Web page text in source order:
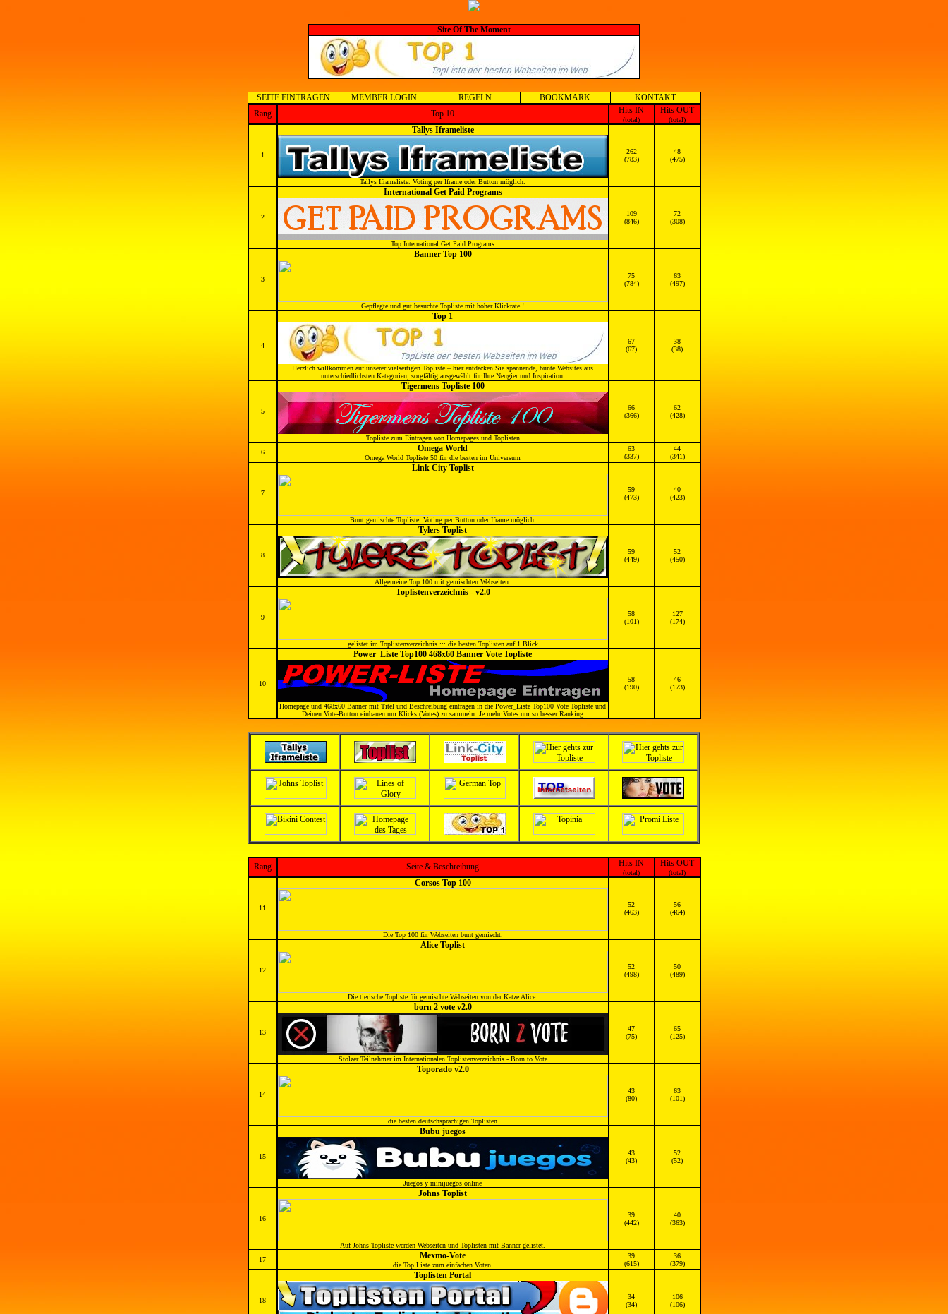
Site Of The Moment
SEITE EINTRAGEN MEMBER LOGIN REGELN BOOKMARK
KONTAKT
Rang
Top 10 Hits IN
(total)
Hits OUT
(total)
1
Tallys Iframeliste
Tallys Iframeliste. Voting per Iframe oder Button möglich.
262
(783)
48
(475)
2
International Get Paid Programs
Top International Get Paid Programs
109
(846)
72
(308)
3
Banner Top 100
Gepflegte und gut besuchte Topliste mit hoher Klickrate !
75
(784)
63
(497)
4
Top 1
Herzlich willkommen auf unserer vielseitigen Topliste – hier entdecken Sie spannende, bunte Websites aus
unterschiedlichsten Kategorien, sorgfältig ausgewählt für Ihre Neugier und Inspiration.
67
(67)
38
(38)
5
Tigermens Topliste 100
Topliste zum Eintragen von Homepages und Toplisten
66
(366)
62
(428)
6 Omega World
Omega World Topliste 50 für die besten im Universum
63
(337)
44
(341)
7
Link City Toplist
Bunt gemischte Topliste. Voting per Button oder Iframe möglich.
59
(473)
40
(423)
8
Tylers Toplist
Allgemeine Top 100 mit gemischten Webseiten.
59
(449)
52
(450)
9
Toplistenverzeichnis - v2.0
gelistet im Toplistenverzeichnis ::: die besten Toplisten auf 1 Blick
58
(101)
127
(174)
10
Power_Liste Top100 468x60 Banner Vote Topliste
Homepage und 468x60 Banner mit Titel und Beschreibung eintragen in die Power_Liste Top100 Vote Topliste und
Deinen Vote-Button einbauen um Klicks (Votes) zu sammeln. Je mehr Votes um so besser Ranking
58
(190)
46
(173)
Rang Seite & Beschreibung Hits IN
(total)
Hits OUT
(total)
11
Corsos Top 100
Die Top 100 für Webseiten bunt gemischt.
52
(463)
56
(464)
12
Alice Toplist
Die tierische Topliste für gemischte Webseiten von der Katze Alice.
52
(498)
50
(489)
13
born 2 vote v2.0
Stolzer Teilnehmer im Internationalen Toplistenverzeichnis - Born to Vote
47
(75)
65
(125)
14
Toporado v2.0
die besten deutschsprachigen Toplisten
43
(80)
63
(101)
15
Bubu juegos
Juegos y minijuegos online
43
(43)
52
(52)
16
Johns Toplist
Auf Johns Topliste werden Webseiten und Toplisten mit Banner gelistet.
39
(442)
40
(363)
17 Mexmo-Vote
die Top Liste zum einfachen Voten.
39
(615)
36
(379)
18
Toplisten Portal
34
(34)
106
(106)